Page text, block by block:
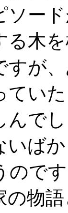
ソー
る木
すが
てい
んで
いば
ので
の物